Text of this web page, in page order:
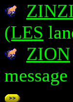
(LES
ZION
message